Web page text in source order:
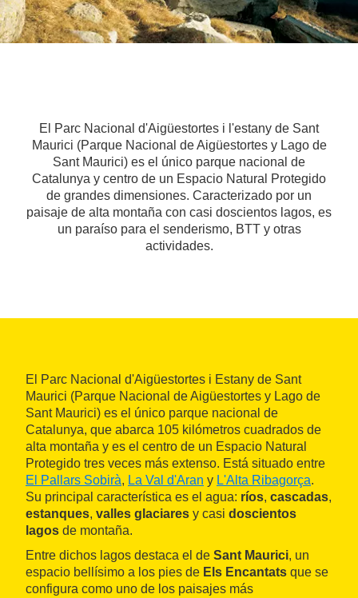
El Parc Nacional d'Aigüestortes i l'estany de Sant
Maurici (Parque Nacional de Aigüestortes y Lago de
Sant Maurici) es el único parque nacional de
Catalunya y centro de un Espacio Natural Protegido
de grandes dimensiones. Caracterizado por un
paisaje de alta montaña con casi doscientos lagos, es
un paraíso para el senderismo, BTT y otras
actividades.
El Parc Nacional d'Aigüestortes i Estany de Sant
Maurici (Parque Nacional de Aigüestortes y Lago de
Sant Maurici) es el único parque nacional de
Catalunya, que abarca 105 kilómetros cuadrados de
alta montaña y es el centro de un Espacio Natural
Protegido tres veces más extenso. Está situado entre
El Pallars Sobirà, La Val d'Aran y L'Alta Ribagorça.
Su principal característica es el agua: ríos, cascadas,
estanques, valles glaciares y casi doscientos
lagos de montaña.
Entre dichos lagos destaca el de Sant Maurici, un
espacio bellísimo a los pies de Els Encantats que se
configura como uno de los paisajes más